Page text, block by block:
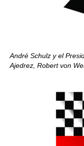
André Schulz y el
Ajedrez, Robert von